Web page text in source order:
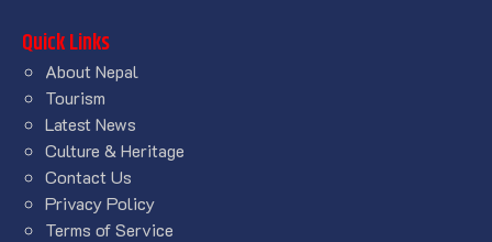
Quick Links
About Nepal
Tourism
Latest News
Culture & Heritage
Contact Us
Privacy Policy
Terms of Service